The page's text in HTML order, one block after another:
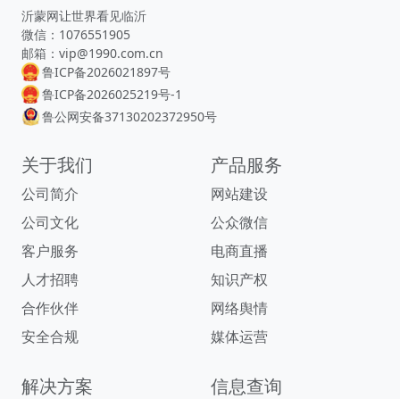
沂蒙网让世界看见临沂
微信：1076551905
邮箱：vip@1990.com.cn
鲁ICP备2026021897号
鲁ICP备2026025219号-1
鲁公网安备37130202372950号
关于我们
公司简介
公司文化
客户服务
人才招聘
合作伙伴
安全合规
产品服务
网站建设
公众微信
电商直播
知识产权
网络舆情
媒体运营
解决方案 信息查询